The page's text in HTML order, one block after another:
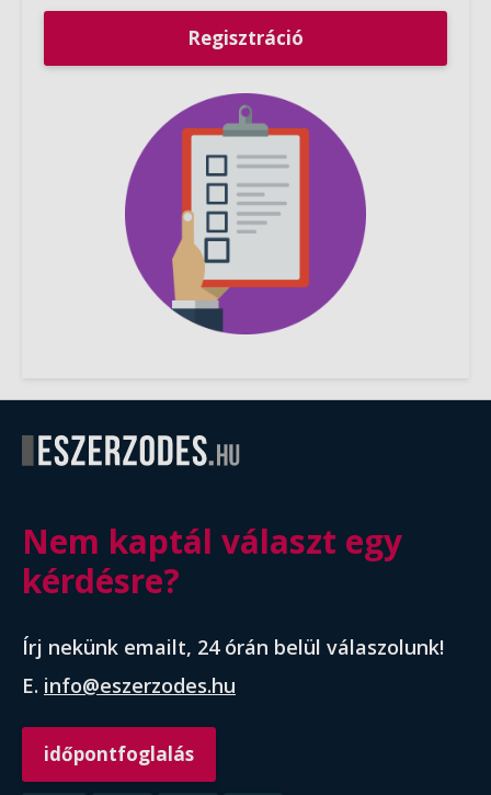
Regisztráció
Nem kaptál választ egy
kérdésre?
Írj nekünk emailt, 24 órán belül válaszolunk!
E. info@eszerzodes.hu
időpontfoglalás